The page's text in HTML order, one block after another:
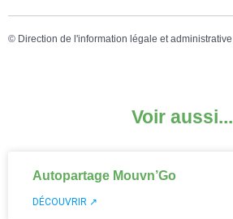
© Direction de l'information légale et administrative
Voir aussi...
Autopartage Mouvn’Go
DÉCOUVRIR ↗